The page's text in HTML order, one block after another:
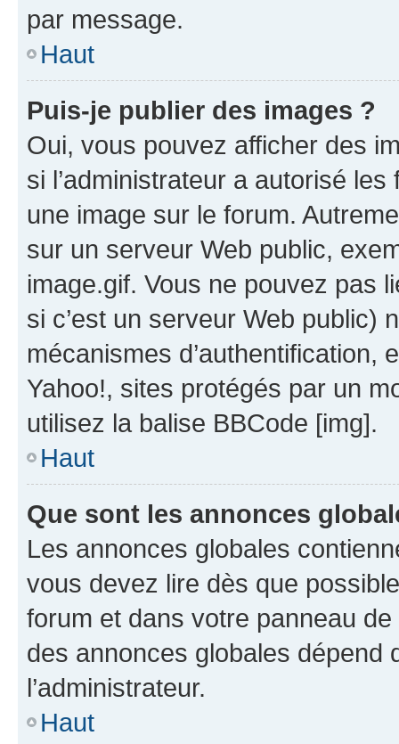
par message.
Haut
Puis-je publier des images ?
Oui, vous pouvez afficher des
si l’administrateur a autorisé
une image sur le forum.
sur un serveur Web public,
image.gif. Vous ne pouvez pas
si c’est un serveur Web public)
mécanismes d’authentification,
Yahoo!, sites protégés par un
utilisez la balise BBCode [img].
Haut
Que sont les annonces
Les annonces globales
vous devez lire dès que
forum et dans votre panneau
des annonces globales dépend
l’administrateur.
Haut